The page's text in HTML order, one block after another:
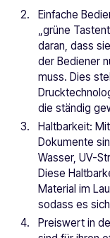
Einfache
„grüne
daran, dass
der Bediener
muss. Dies
die ständig
Haltbarkeit:
Dokumente
Wasser, UV-
Diese
Material im
sodass es
Preiswert in